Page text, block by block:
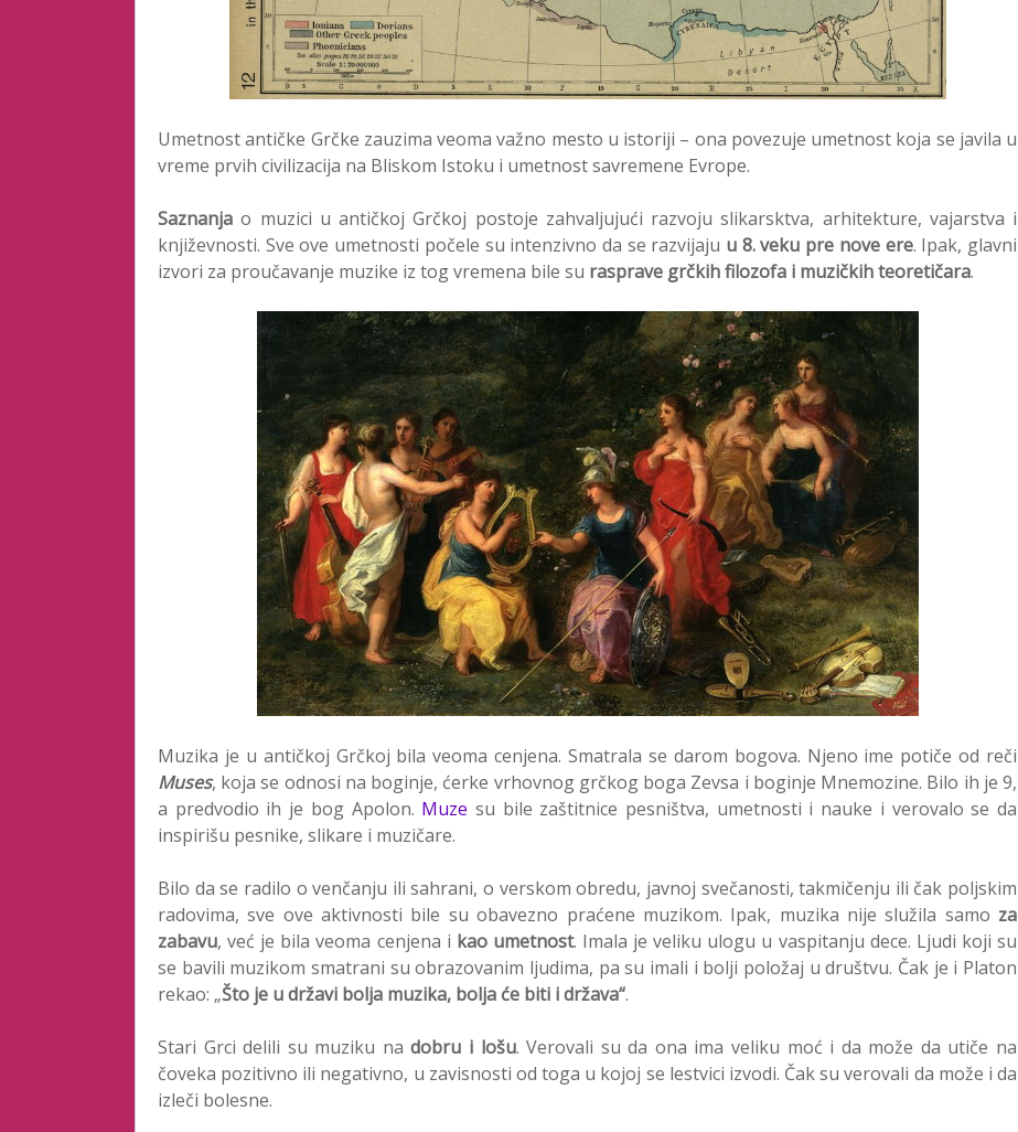
Umetnost antičke Grčke zauzima veoma važno mesto u istoriji – ona povezuje umetnost koja se javila u
vreme prvih civilizacija na Bliskom Istoku i umetnost savremene Evrope.
Saznanja o muzici u antičkoj Grčkoj postoje zahvaljujući razvoju slikarsktva, arhitekture, vajarstva i
književnosti. Sve ove umetnosti počele su intenzivno da se razvijaju u 8. veku pre nove ere. Ipak, glavni
izvori za proučavanje muzike iz tog vremena bile su rasprave grčkih filozofa i muzičkih teoretičara.
Muzika je u antičkoj Grčkoj bila veoma cenjena. Smatrala se darom bogova. Njeno ime potiče od reči
Muses, koja se odnosi na boginje, ćerke vrhovnog grčkog boga Zevsa i boginje Mnemozine. Bilo ih je 9,
a predvodio ih je bog Apolon. Muze su bile zaštitnice pesništva, umetnosti i nauke i verovalo se da
inspirišu pesnike, slikare i muzičare.
Bilo da se radilo o venčanju ili sahrani, o verskom obredu, javnoj svečanosti, takmičenju ili čak poljskim
radovima, sve ove aktivnosti bile su obavezno praćene muzikom. Ipak, muzika nije služila samo za
zabavu, već je bila veoma cenjena i kao umetnost. Imala je veliku ulogu u vaspitanju dece. Ljudi koji su
se bavili muzikom smatrani su obrazovanim ljudima, pa su imali i bolji položaj u društvu. Čak je i Platon
rekao: „Što je u državi bolja muzika, bolja će biti i država“.
Stari Grci delili su muziku nadobru i lošu. Verovali su da ona ima veliku moć i da može da utiče na
čoveka pozitivno ili negativno, u zavisnosti od toga u kojoj se lestvici izvodi. Čak su verovali da može i da
izleči bolesne.